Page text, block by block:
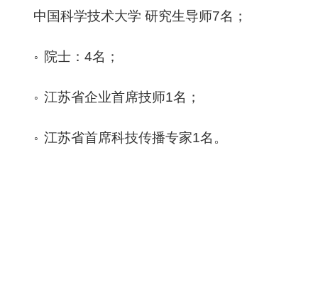
中国科学技术大学 研究生导师7名；
◦ 院士：4名；
◦ 江苏省企业首席技师1名；
◦ 江苏省首席科技传播专家1名。